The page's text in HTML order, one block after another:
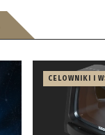
CELOWNIKI I